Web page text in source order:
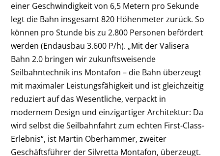
einer Geschwindigkeit von 6,5 Metern pro Sekunde
legt die Bahn insgesamt 820 Höhenmeter zurück. So
können pro Stunde bis zu 2.800 Personen befördert
werden (Endausbau 3.600 P/h). „Mit der Valisera
Bahn 2.0 bringen wir zukunftsweisende
Seilbahntechnik ins Montafon – die Bahn überzeugt
mit maximaler Leistungsfähigkeit und ist gleichzeitig
reduziert auf das Wesentliche, verpackt in
modernem Design und einzigartiger Architektur: Da
wird selbst die Seilbahnfahrt zum echten First-Class-
Erlebnis“, ist Martin Oberhammer, zweiter
Geschäftsführer der Silvretta Montafon, überzeugt.